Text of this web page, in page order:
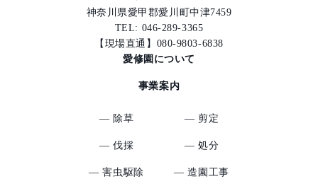
神奈川県愛甲郡愛川町中津7459
TEL: 046-289-3365
【現場直通】 080-9803-6838
愛修園について
事業案内
― 除草 ― 剪定
― 伐採 ― 処分
― 害虫駆除 ― 造園工事